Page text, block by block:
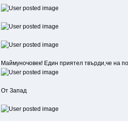
Маймуночовек! Eдин приятел твърди,че на
От Запад